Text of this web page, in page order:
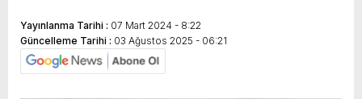
Yayınlanma Tarihi : 07 Mart 2024 - 8:22
Güncelleme Tarihi : 03 Ağustos 2025 - 06:21